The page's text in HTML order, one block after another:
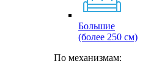
Большие
(более 250 см)
По механизмам: